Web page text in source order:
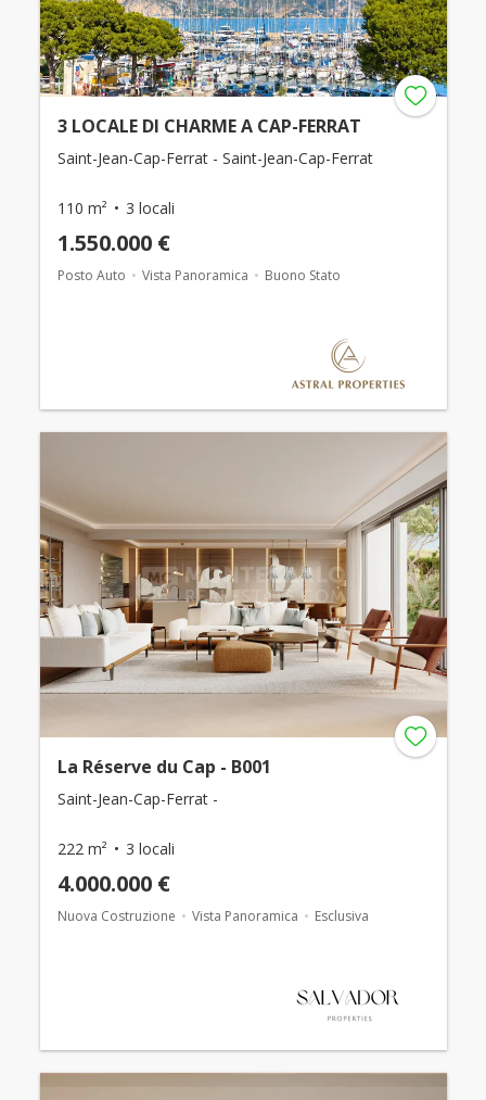
3 LOCALE DI CHARME A CAP-FERRAT
Saint-Jean-Cap-Ferrat - Saint-Jean-Cap-Ferrat
110 m² 3 locali
1.550.000 €
Posto Auto Vista Panoramica Buono Stato
La Réserve du Cap - B001
Saint-Jean-Cap-Ferrat -
222 m² 3 locali
4.000.000 €
Nuova Costruzione Vista Panoramica Esclusiva